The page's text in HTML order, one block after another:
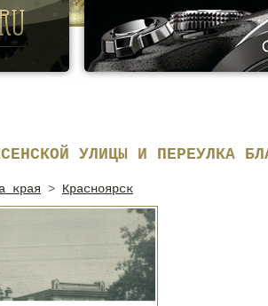
УЛИЦЫ И ПЕРЕУЛКА
края > Красноярск